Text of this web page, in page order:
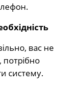
вас не
потрібно
систему.